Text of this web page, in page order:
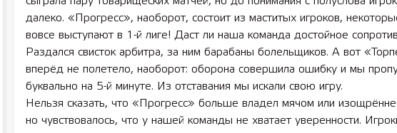
далеко. «Прогресс», наоборот, состоит из маститых игроков,
вовсе выступают в 1-й лиге! Даст ли наша команда достойное
Раздался свисток арбитра, за ним барабаны болельщиков. А вот
вперёд не полетело, наоборот: оборона совершила ошибку и мы
буквально на 5-й минуте. Из отставания мы искали свою игру.
Нельзя сказать, что «Прогресс» больше владел мячом или
но чувствовалось, что у нашей команды не хватает уверенности.
2025 11 01 55 лет СОШ №2
2025 11 01 Земли
сельскохозяйственного